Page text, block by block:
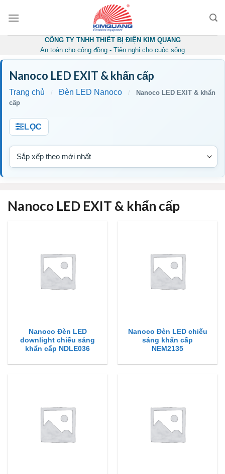
CÔNG TY TNHH THIẾT BỊ ĐIỆN KIM QUANG
An toàn cho cộng đồng - Tiện nghi cho cuộc sống
Nanoco LED EXIT & khẩn cấp
Trang chủ / Đèn LED Nanoco /
Nanoco LED EXIT & khẩn
cấp
LỌC
Nanoco LED EXIT & khẩn cấp
Nanoco Đèn LED
downlight chiếu sáng
khẩn cấp NDLE036
Nanoco Đèn LED chiếu
sáng khẩn cấp
NEM2135